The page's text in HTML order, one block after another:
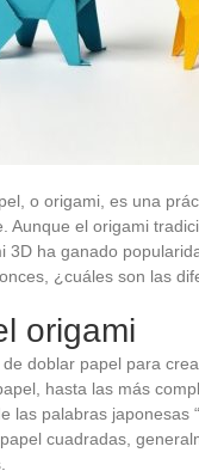
o origami, es una
Aunque el origami
3D ha ganado
¿cuáles son las
origami
doblar papel para
hasta las más
las palabras japonesas
cuadradas,